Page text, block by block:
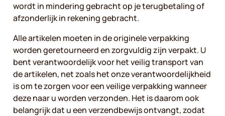
wordt in mindering gebracht op je terugbetaling of
afzonderlijk in rekening gebracht.
Alle artikelen moeten in de originele verpakking
worden geretourneerd en zorgvuldig zijn verpakt. U
bent verantwoordelijk voor het veilig transport van
de artikelen, net zoals het onze verantwoordelijkheid
is om te zorgen voor een veilige verpakking wanneer
deze naar u worden verzonden. Het is daarom ook
belangrijk dat u een verzendbewijs ontvangt, zodat